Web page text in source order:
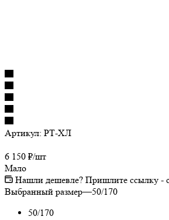
Артикул: РТ-ХЛ
6 150 ₽/шт
Мало
Нашли дешевле? Пришлите ссылку -
Выбранный размер—50/170
50/170